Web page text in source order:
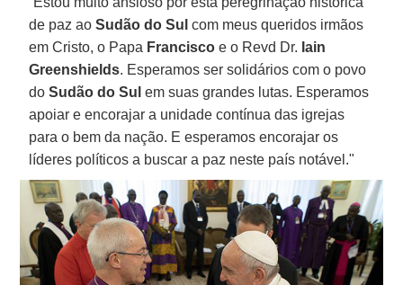
de paz aoSudão do Sul com meus queridos irmãos
em Cristo, o Papa Francisco e o Revd Dr. Iain
Greenshields. Esperamos ser solidários com o povo
doSudão do Sul em suas grandes lutas. Esperamos
apoiar e encorajar a unidade contínua das igrejas
para o bem da nação. E esperamos encorajar os
líderes políticos a buscar a paz neste país notável."